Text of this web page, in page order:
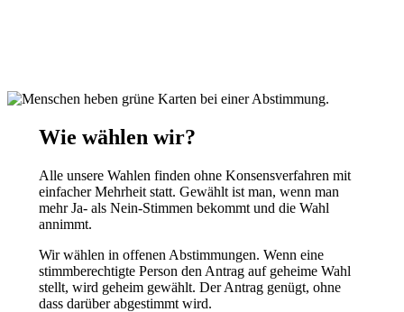
Wie wählen wir?
Alle unsere Wahlen finden ohne Konsensverfahren mit
einfacher Mehrheit statt. Gewählt ist man, wenn man
mehr Ja- als Nein-Stimmen bekommt und die Wahl
annimmt.
Wir wählen in offenen Abstimmungen. Wenn eine
stimmberechtigte Person den Antrag auf geheime Wahl
stellt, wird geheim gewählt. Der Antrag genügt, ohne
dass darüber abgestimmt wird.